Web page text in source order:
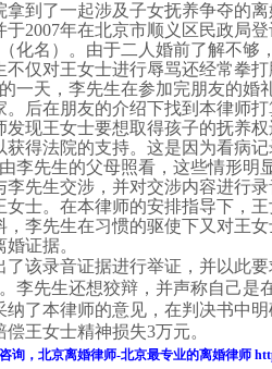
到了一起涉及子女抚养争夺的
于2007年在北京市顺义区民政局
化名）。由于二人婚前了解不
仅对王女士进行辱骂还经常拳
一天，李先生在参加完朋友的婚
后在朋友的介绍下找到本律师
发现王女士要想取得孩子的抚养
得法院的支持。这是因为看病
李先生的父母照看，这些情形明
先生交涉，并对交涉内容进行
士。在本律师的安排指导下，
李先生在习惯的驱使下又对王
婚证据。
该录音证据进行举证，并以此
李先生还想狡辩，并声称自己是
了本律师的意见，在判决书中
偿王女士精神损失3万元。
咨询， 北京离婚律师-北京最专业的离婚律师